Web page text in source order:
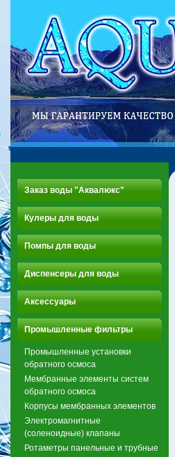
Заказ воды "Аквалюкс"
Кулеры для воды
Помпы для воды
Диспенсеры для воды
Аксессуары
Промышленные фильтры
Промышленные установки
обратного осмоса
Мембранные элементы систем
обратного осмоса
Корпусы мембранных элементов
Электромагнитные
(соленоидные) клапаны
Ротаметры панельные и трубные